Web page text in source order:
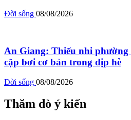
Đời sống 08/08/2026
An Giang: Thiếu nhi
cập bơi cơ bản trong dịp hè
Đời sống 08/08/2026
Thăm dò ý kiến